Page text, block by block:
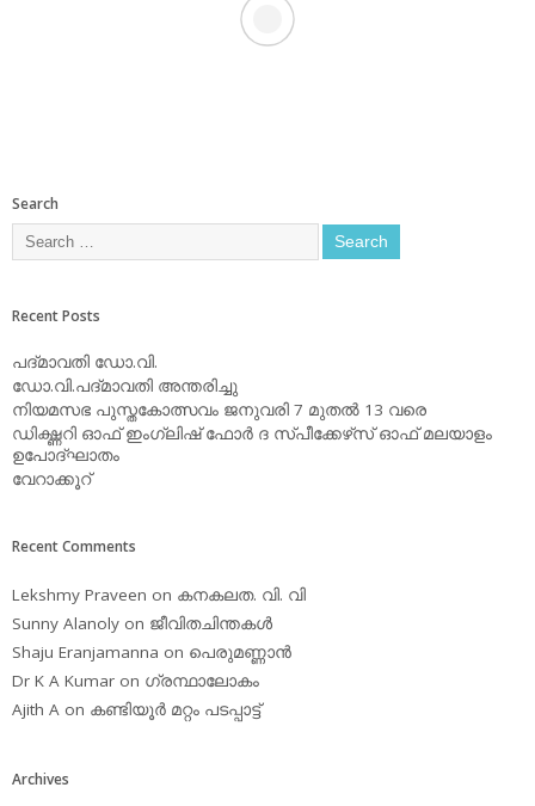
Search
Recent Posts
പദ്മാവതി ഡോ.വി.
ഡോ.വി.പദ്മാവതി അന്തരിച്ചു
നിയമസഭ പുസ്തകോത്സവം ജനുവരി 7 മുതല്‍ 13 വരെ
ഡിക്ഷ്ണറി ഓഫ് ഇംഗ്ലിഷ് ഫോര്‍ ദ സ്പീക്കേഴ്‌സ് ഓഫ് മലയാളം
ഉപോദ്ഘാതം
വേറാക്കൂറ്
Recent Comments
Lekshmy Praveen on കനകലത. വി. വി
Sunny Alanoly on ജീവിതചിന്തകള്‍
Shaju Eranjamanna on പെരുമണ്ണാന്‍
Dr K A Kumar on ഗ്രന്ഥാലോകം
Ajith A on കണ്ടിയൂര്‍ മറ്റം പടപ്പാട്ട്‌
Archives